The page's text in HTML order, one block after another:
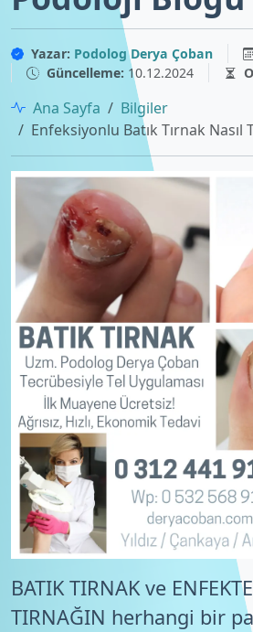
Yazar: Podolog Derya Çoban
Güncelleme: 10.12.2024
Ana Sayfa
Bilgiler
Enfeksiyonlu Batık Tırnak Nasıl
BATIK TIRNAK ve
TIRNAĞIN herhangi bir